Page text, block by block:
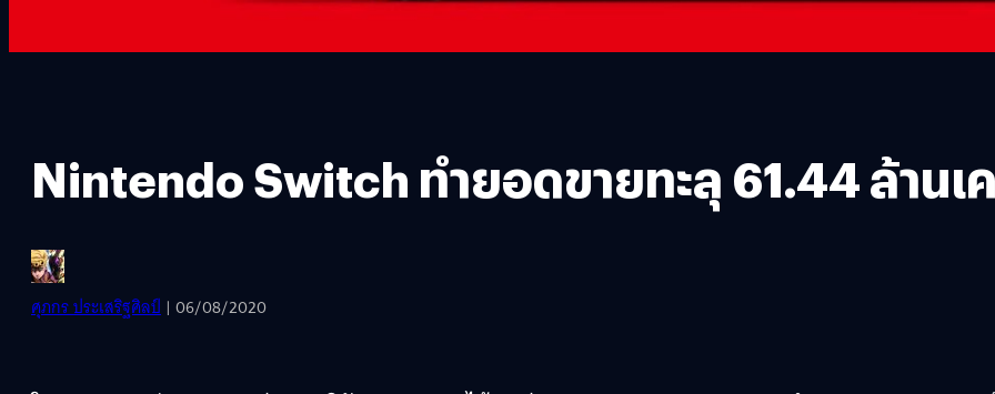
Nintendo Switch ทำยอดขายทะลุ 61.44 ล้านเ
ศุภกร ประเสริฐศิลป์ | 06/08/2020